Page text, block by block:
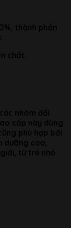
thành phần
chất.
nhóm đối
cấp này dùng
phù hợp bởi
dưỡng cao,
từ trẻ nhỏ